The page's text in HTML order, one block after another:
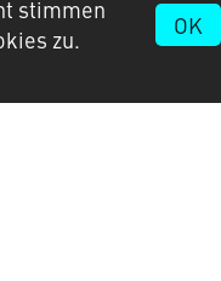
stimmen
zu.
OK